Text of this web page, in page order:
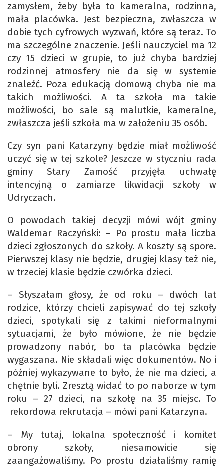
zamysłem, żeby była to kameralna, rodzinna,
mała placówka. Jest bezpieczna, zwłaszcza w
dobie tych cyfrowych wyzwań, które są teraz. To
ma szczególne znaczenie. Jeśli nauczyciel ma 12
czy 15 dzieci w grupie, to już chyba bardziej
rodzinnej atmosfery nie da się w systemie
znaleźć. Poza edukacją domową chyba nie ma
takich możliwości. A ta szkoła ma takie
możliwości, bo sale są malutkie, kameralne,
zwłaszcza jeśli szkoła ma w założeniu 35 osób.
Czy syn pani Katarzyny będzie miał możliwość
uczyć się w tej szkole? Jeszcze w styczniu rada
gminy Stary Zamość przyjęła uchwałę
intencyjną o zamiarze likwidacji szkoły w
Udryczach.
O powodach takiej decyzji mówi wójt gminy
Waldemar Raczyński: – Po prostu mała liczba
dzieci zgłoszonych do szkoły. A koszty są spore.
Pierwszej klasy nie będzie, drugiej klasy też nie,
w trzeciej klasie będzie czwórka dzieci.
– Słyszałam głosy, że od roku – dwóch lat
rodzice, którzy chcieli zapisywać do tej szkoły
dzieci, spotykali się z takimi nieformalnymi
sytuacjami, że było mówione, że nie będzie
prowadzony nabór, bo ta placówka będzie
wygaszana. Nie składali więc dokumentów. No i
później wykazywane to było, że nie ma dzieci, a
chętnie byli. Zresztą widać to po naborze w tym
roku – 27 dzieci, na szkołę na 35 miejsc. To
rekordowa rekrutacja – mówi pani Katarzyna.
– My tutaj, lokalna społeczność i komitet
obrony szkoły, niesamowicie się
zaangażowaliśmy. Po prostu działaliśmy ramię